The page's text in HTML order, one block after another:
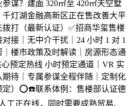
？建面 320㎡至 420㎡天空墅
灯湖金融高新区正在售改善大平
打（最新认证）✅招商华玺售楼
接｜无中介干扰｜24 小时 1 对 1
楼市政策及时解读｜房源形态通
预定热线 小时预定通道｜VR 实
待｜专属参谋全程伴随｜定制化
定）⭕☎️联系体例：售楼部认证德
工正在线，同时需要成熟贸易、